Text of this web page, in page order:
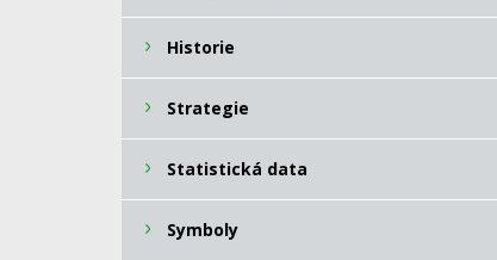
Historie
Strategie
Statistická data
Symboly